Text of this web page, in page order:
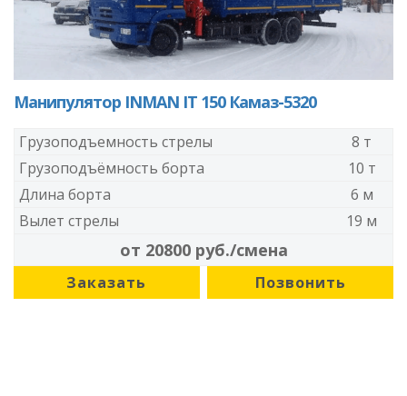
Манипулятор INMAN IT 150 Камаз-5320
Грузоподъемность стрелы
8 т
Грузоподъёмность борта
10 т
Длина борта
6 м
Вылет стрелы
19 м
от 20800 руб./смена
Заказать Позвонить